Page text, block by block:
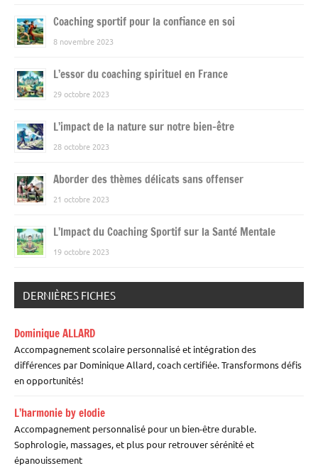
Coaching sportif pour la confiance en soi
8 novembre 2023
L’essor du coaching spirituel en France
29 octobre 2023
L’impact de la nature sur notre bien-être
28 octobre 2023
Aborder des thèmes délicats sans offenser
21 octobre 2023
L’Impact du Coaching Sportif sur la Santé Mentale
19 octobre 2023
DERNIÈRES FICHES
Dominique ALLARD
Accompagnement scolaire personnalisé et intégration des
différences par Dominique Allard, coach certifiée. Transformons défis
en opportunités!
L’harmonie by elodie
Accompagnement personnalisé pour un bien-être durable.
Sophrologie, massages, et plus pour retrouver sérénité et
épanouissement